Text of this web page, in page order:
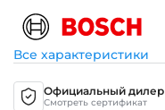
Все характеристики
Официальный дилер
Смотреть сертификат